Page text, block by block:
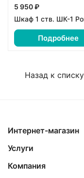
5 950 ₽
Шкаф 1 ств. ШК-1
Подробнее
Назад к списку
Интернет-магазин
Услуги
Компания